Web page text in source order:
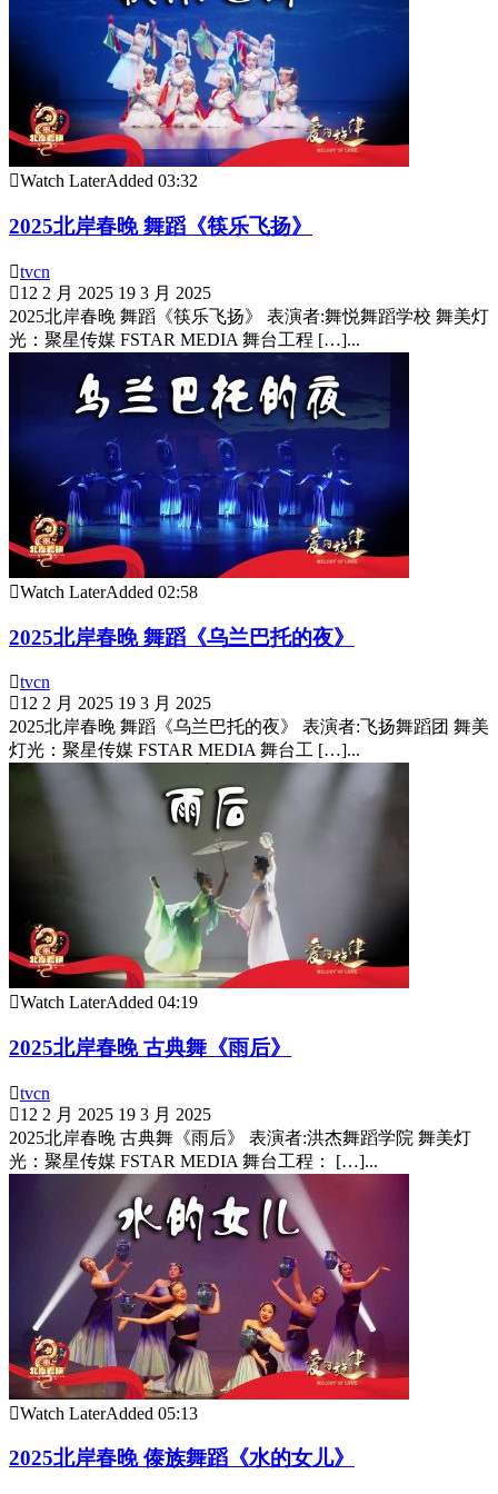
Watch LaterAdded 03:32
2025北岸春晚 舞蹈《筷乐飞扬》
tvcn
12 2 月 2025 19 3 月 2025
2025北岸春晚 舞蹈《筷乐飞扬》 表演者:舞悦舞蹈学校 舞美灯
光：聚星传媒 FSTAR MEDIA 舞台工程 […]...
Watch LaterAdded 02:58
2025北岸春晚 舞蹈《乌兰巴托的夜》
tvcn
12 2 月 2025 19 3 月 2025
2025北岸春晚 舞蹈《乌兰巴托的夜》 表演者:飞扬舞蹈团 舞美
灯光：聚星传媒 FSTAR MEDIA 舞台工 […]...
Watch LaterAdded 04:19
2025北岸春晚 古典舞《雨后》
tvcn
12 2 月 2025 19 3 月 2025
2025北岸春晚 古典舞《雨后》 表演者:洪杰舞蹈学院 舞美灯
光：聚星传媒 FSTAR MEDIA 舞台工程： […]...
Watch LaterAdded 05:13
2025北岸春晚 傣族舞蹈《水的女儿》